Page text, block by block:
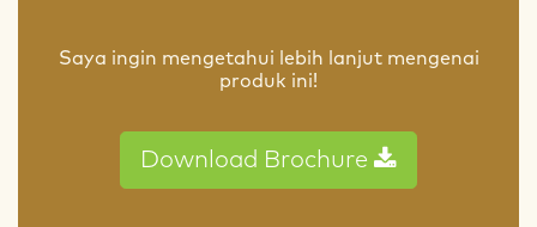
Saya ingin mengetahui lebih lanjut mengenai
produk ini!
Download Brochure